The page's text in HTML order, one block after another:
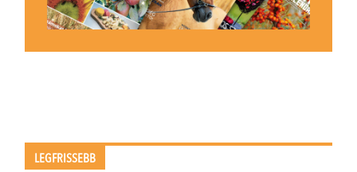
LEGFRISSEBB